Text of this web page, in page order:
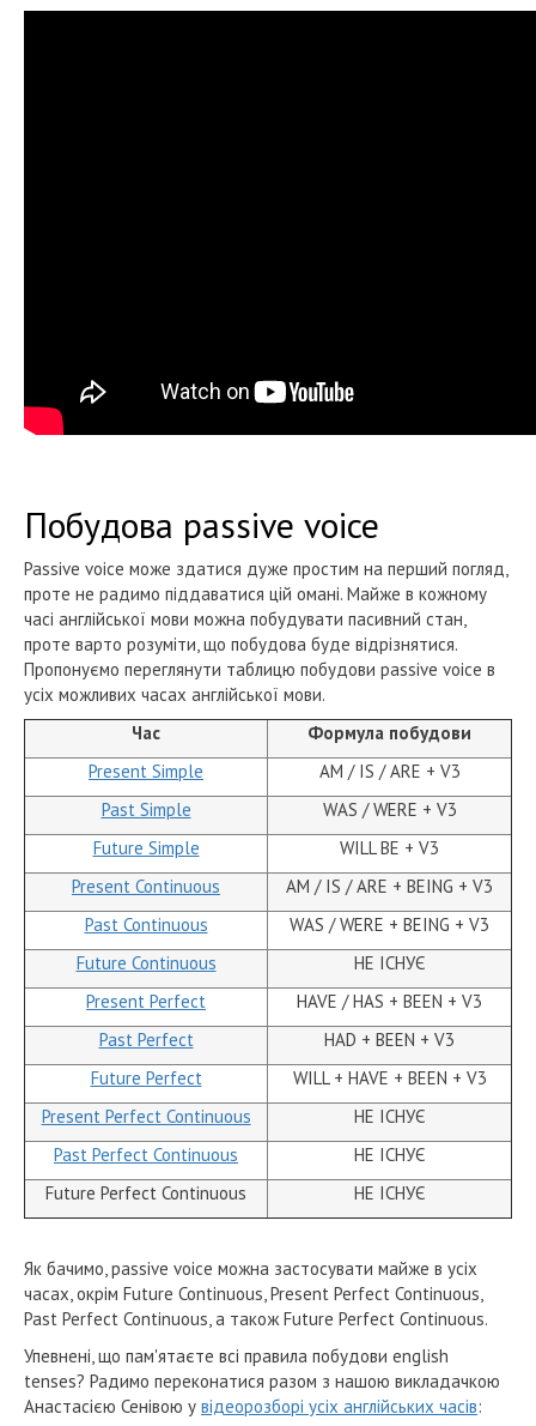
Побудова passive voice
Passive voice може здатися дуже простим на перший погляд,
проте не радимо піддаватися цій омані. Майже в кожному
часі англійської мови можна побудувати пасивний стан,
проте варто розуміти, що побудова буде відрізнятися.
Пропонуємо переглянути таблицю побудови passive voice в
усіх можливих часах англійської мови.
Час
Формула побудови
Present Simple
AM / IS / ARE + V3
Past Simple
WAS / WERE + V3
Future Simple
WILL BE + V3
Present Continuous
AM / IS / ARE + BEING + V3
Past Continuous
WAS / WERE + BEING + V3
Future Continuous
НЕ ІСНУЄ
Present Perfect
HAVE / HAS + BEEN + V3
Past Perfect
HAD + BEEN + V3
Future Perfect
WILL + HAVE + BEEN + V3
Present Perfect Continuous
НЕ ІСНУЄ
Past Perfect Continuous
НЕ ІСНУЄ
Future Perfect Continuous
НЕ ІСНУЄ
Як бачимо, passive voice можна застосувати майже в усіх
часах, окрім Future Continuous, Present Perfect Continuous,
Past Perfect Continuous, а також Future Perfect Continuous.
Упевнені, що пам'ятаєте всі правила побудови english
tenses? Радимо переконатися разом з нашою викладачкою
Анастасією Сенівою у відеорозборі усіх англійських часів: